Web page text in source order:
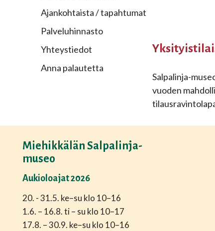
Ajankohtaista / tapahtumat
Palveluhinnasto
Yhteystiedot
Anna palautetta
Salpalinja-
vuoden
Miehikkälän Salpalinja-
museo
Aukioloajat 2026
20. - 31.5. ke–su klo 10–16
1.6. – 16.8. ti – su klo 10–17
17.8. – 30.9. ke–su klo 10–16